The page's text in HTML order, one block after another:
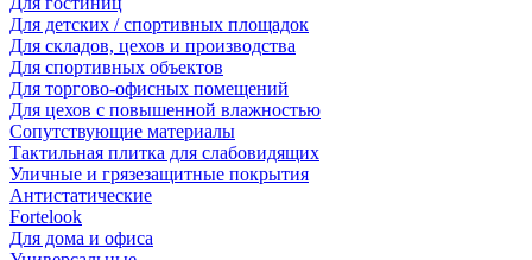
Для детских / спортивных площадок
Для складов, цехов и производства
Для спортивных объектов
Для торгово-офисных помещений
Для цехов с повышенной влажностью
Сопутствующие материалы
Тактильная плитка для слабовидящих
Уличные и грязезащитные покрытия
Антистатические
Fortelook
Для дома и офиса